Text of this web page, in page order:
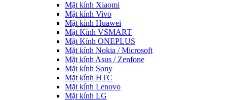
Mặt kính Xiaomi
Mặt kính Vivo
Mặt kính Huawei
Mặt Kính VSMART
Mặt Kính ONEPLUS
Mặt kính Nokia / Microsoft
Mặt kính Asus / Zenfone
Mặt kính Sony
Mặt kính HTC
Mặt kính Lenovo
Mặt kính LG